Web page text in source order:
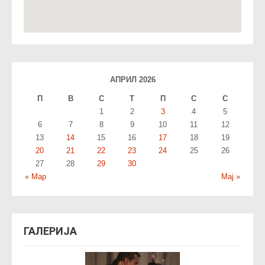
АПРИЛ 2026
П В С T П С С
« Мар Мај »
1 2 3 4
5
6
7 8 9 10 11
12
13
14 15 16 17 18
19
20
21 22 23 24 25
26
27
28 29 30
ГАЛЕРИЈА